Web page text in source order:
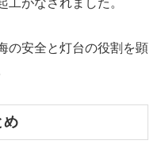
がなされました。
の安全と灯台の役割を顕
め